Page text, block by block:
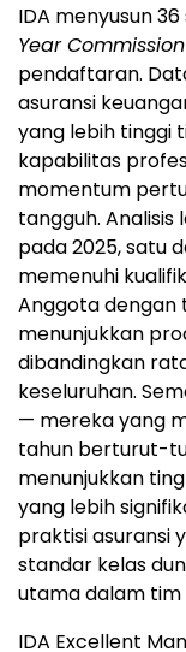
IDA menyusun
Year Commission
pendaftaran.
asuransi
yang lebih tinggi
kapabilitas
momentum
tangguh.
pada 2025, satu
memenuhi
Anggota dengan
menunjukkan
dibandingkan
keseluruhan.
— mereka yang
tahun berturut-
menunjukkan
yang lebih
praktisi asuransi
standar kelas
utama dalam tim
IDA Excellent